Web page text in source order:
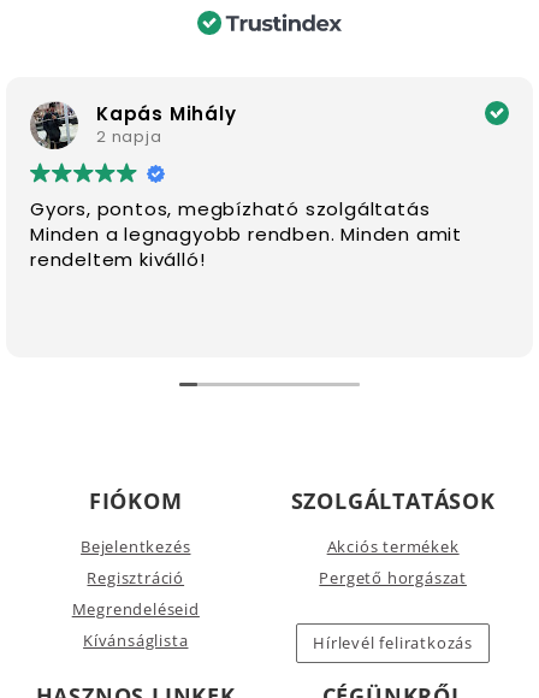
Kapás Mihály
2 napja
Gyors, pontos, megbízható szolgáltatás
Minden a legnagyobb rendben. Minden amit
rendeltem kiválló!
FIÓKOM
Bejelentkezés
Regisztráció
Megrendeléseid
Kívánságlista
SZOLGÁLTATÁSOK
Akciós termékek
Pergető horgászat
Hírlevél feliratkozás